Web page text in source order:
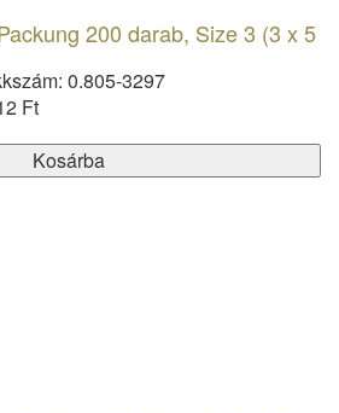
200 darab, Size 3 (3 x 5
0.805-3297
Ft
Kosárba